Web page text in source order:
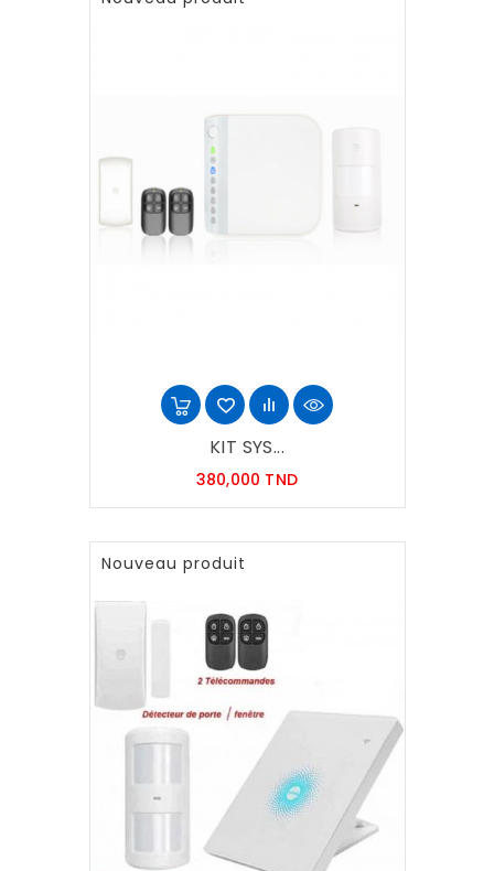
KIT SYS...
380,000 TNDPrix
Nouveau produit